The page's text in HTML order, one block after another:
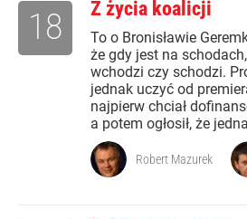
Z życia koalicji
To o Bronisławie
że gdy jest na
wchodzi czy schodzi.
jednak uczyć od
najpierw chciał
a potem ogłosił, że
18
Robert Mazurek